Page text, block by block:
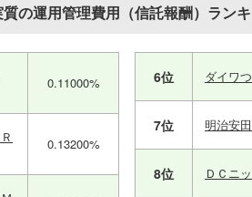
の運用管理費用（信託報酬）ラン
0.11000%
0.13200%
6位 ダイワ
7位 明治安
8位 ＤＣニ